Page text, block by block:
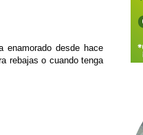
enamorado desde hace
rebajas o cuando tenga